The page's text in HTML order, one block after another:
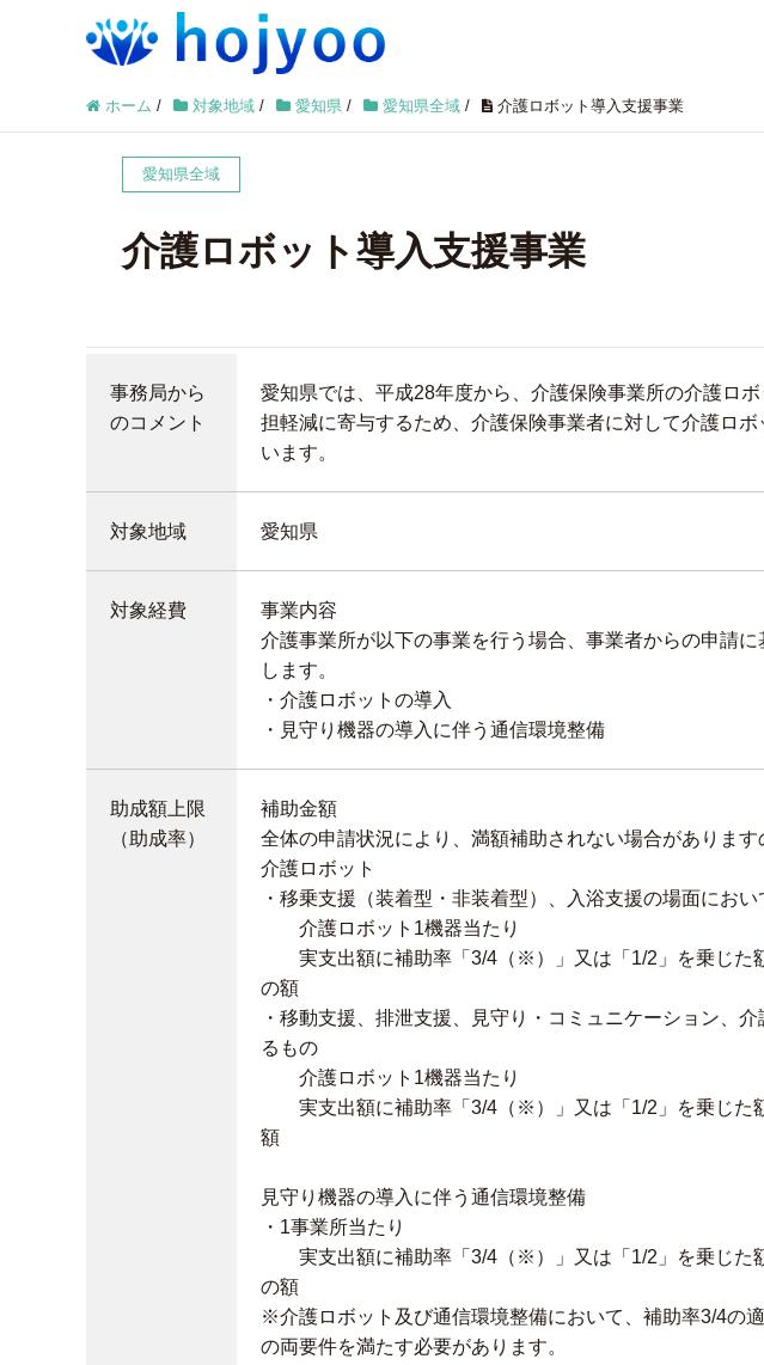
ホーム / 対象地域 / 愛知県 / 愛知県全域 / 介護ロボット導入支援事業
愛知県全域
介護ロボット導入支援事業
事務局から
のコメント
愛知県では、平成28年度から、介護保険事業所の介護ロ
担軽減に寄与するため、介護保険事業者に対して介護ロ
います。
対象地域 愛知県
対象経費
事業内容
介護事業所が以下の事業を行う場合、事業者からの申請
します。
・介護ロボットの導入
・見守り機器の導入に伴う通信環境整備
助成額上限
（助成率）
補助金額
全体の申請状況により、満額補助されない場合があります
介護ロボット
・移乗支援（装着型・非装着型）、入浴支援の場面にお
介護ロボット1機器当たり
実支出額に補助率「3/4（※）」又は「1/2」を乗じた
の額
・移動支援、排泄支援、見守り・コミュニケーション、
るもの
介護ロボット1機器当たり
実支出額に補助率「3/4（※）」又は「1/2」を乗じた
額
見守り機器の導入に伴う通信環境整備
・1事業所当たり
実支出額に補助率「3/4（※）」又は「1/2」を乗じた
の額
※介護ロボット及び通信環境整備において、補助率3/4の
の両要件を満たす必要があります。